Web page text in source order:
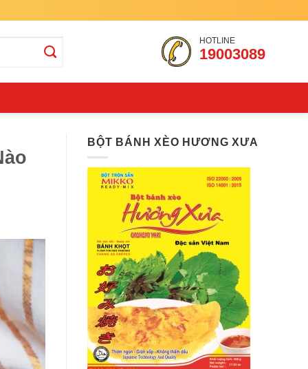
HOTLINE
19003089
BỘT BÁNH XÈO HƯƠNG XƯA